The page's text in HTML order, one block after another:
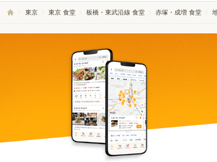
東京 東京 食堂 板橋・東武沿線 食堂 赤塚・成増 食堂